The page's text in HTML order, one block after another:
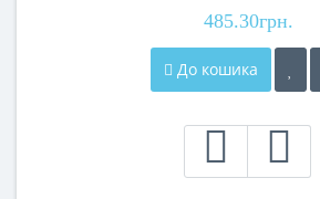
485.30грн.
До кошика